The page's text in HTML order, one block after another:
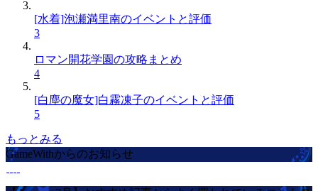
[水着]泡瀬満里南のイベントと評価
3
ロマン開花学園の攻略まとめ
4
[白塵の魔女]白霧凍子のイベントと評価
5
もっとみる
GameWithからのお知らせ